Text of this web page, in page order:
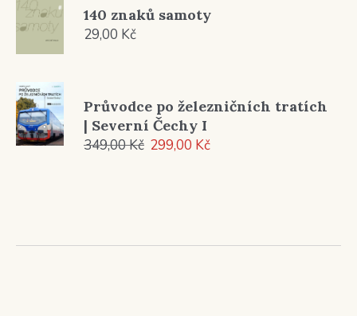
140 znaků samoty
29,00 Kč
Průvodce po železničních tratích
| Severní Čechy I
349,00Kč Původní
299,00 KčAktuální